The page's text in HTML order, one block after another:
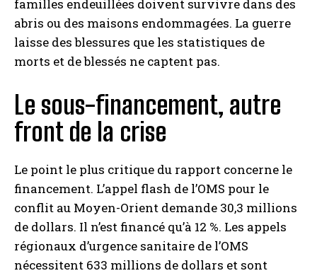
familles endeuillées doivent survivre dans des
abris ou des maisons endommagées. La guerre
laisse des blessures que les statistiques de
morts et de blessés ne captent pas.
Le sous-financement, autre
front de la crise
Le point le plus critique du rapport concerne le
financement. L’appel flash de l’OMS pour le
conflit au Moyen-Orient demande 30,3 millions
de dollars. Il n’est financé qu’à 12 %. Les appels
régionaux d’urgence sanitaire de l’OMS
nécessitent 633 millions de dollars et sont